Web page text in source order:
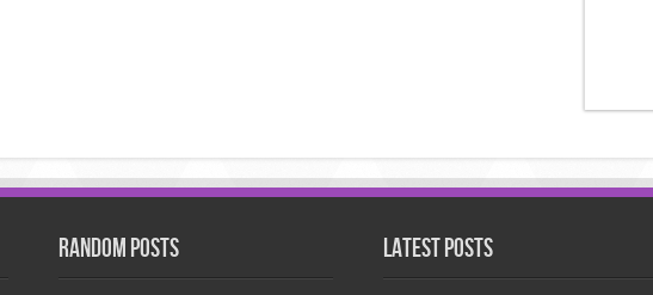
Random Posts Latest Posts